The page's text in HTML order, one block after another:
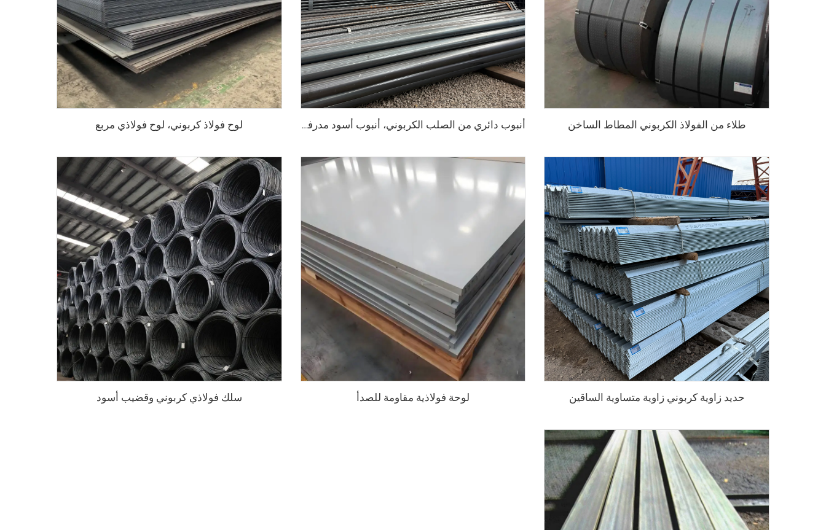
طلاء من الفولاذ الكربوني المطاط الساخن أنبوب دائري من الصلب الكربوني، أنبوب أسود مدرفل على الساخن، ASTM AISI لوح فولاذ كربوني، لوح فولاذي مربع
حديد زاوية كربوني زاوية متساوية الساقين لوحة فولاذية مقاومة للصدأ سلك فولاذي كربوني وقضيب أسود